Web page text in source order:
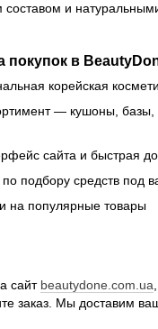
составом и
покупок в
корейская
— кушоны, базы,
сайта и быстрая
по подбору средств под
на популярные товары
сайт beautydone.com.ua
заказ. Мы доставим